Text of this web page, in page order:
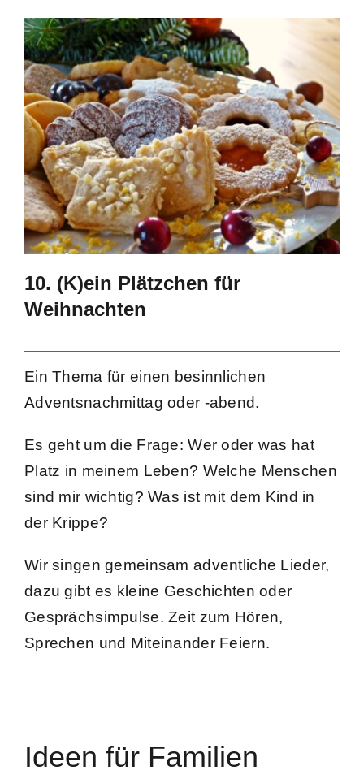
10. (K)ein Plätzchen für
Weihnachten
Ein Thema für einen besinnlichen
Adventsnachmittag oder -abend.
Es geht um die Frage: Wer oder was hat
Platz in meinem Leben? Welche Menschen
sind mir wichtig? Was ist mit dem Kind in
der Krippe?
Wir singen gemeinsam adventliche Lieder,
dazu gibt es kleine Geschichten oder
Gesprächsimpulse. Zeit zum Hören,
Sprechen und Miteinander Feiern.
Ideen für Familien